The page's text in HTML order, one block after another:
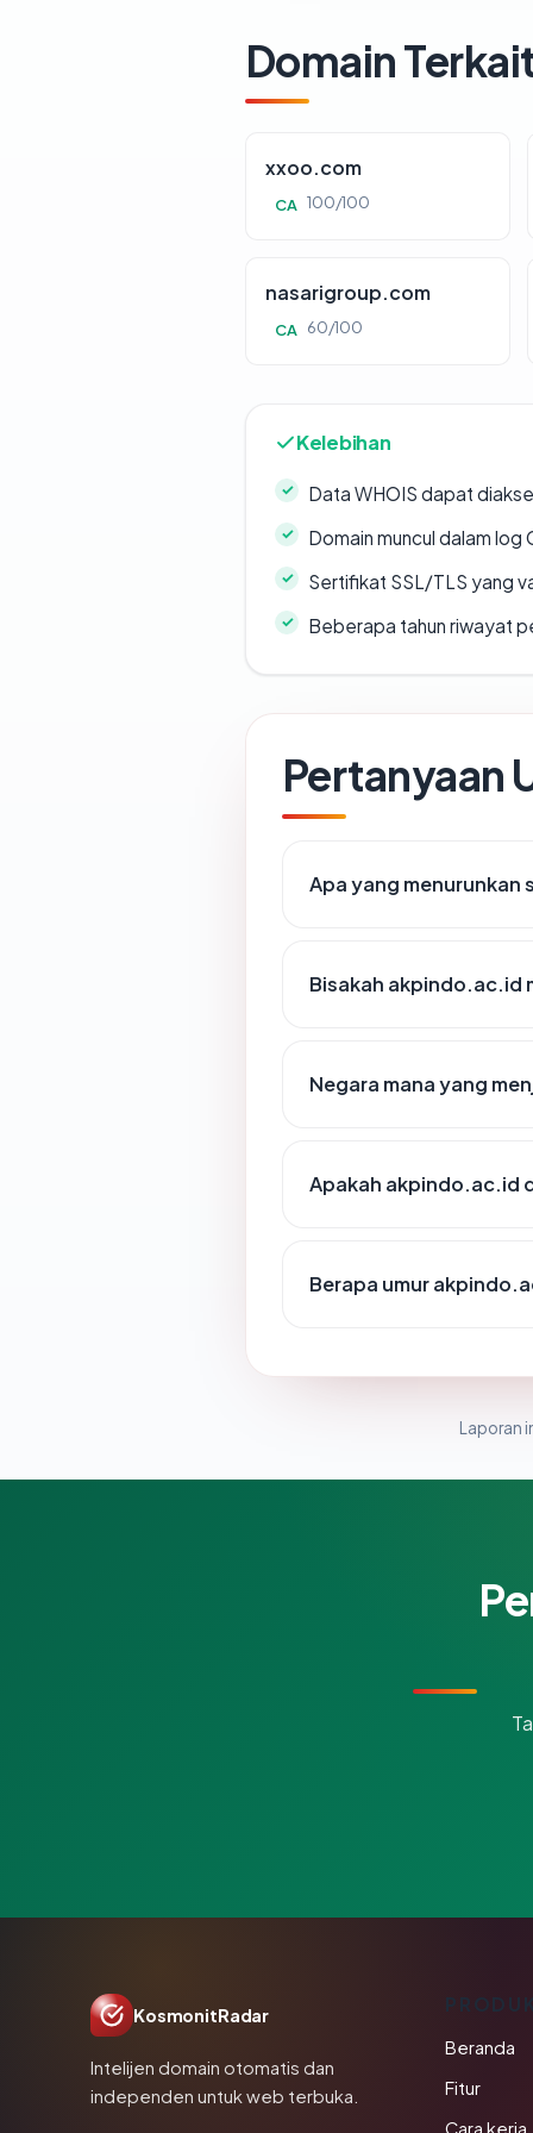
Domain
xxoo.com
CA 100/100
nasarigroup.com
CA 60/100
Kelebihan
Data WHOIS dapat
Domain muncul dalam log
Sertifikat SSL/TLS yang
Beberapa tahun riwayat
Pertanyaan
Apa yang
Bisakah akpindo.ac.id
Negara mana yang
Apakah akpindo.ac.id
Berapa umur
Laporan
KosmonitRadar
Intelijen domain otomatis dan
independen untuk web terbuka.
Beranda
Fitur
Cara kerja